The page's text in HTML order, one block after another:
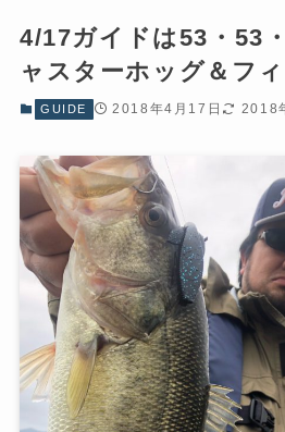
4/17ガイドは53・53
ャスターホッグ＆フ
GUIDE 2018年4月17日 2018